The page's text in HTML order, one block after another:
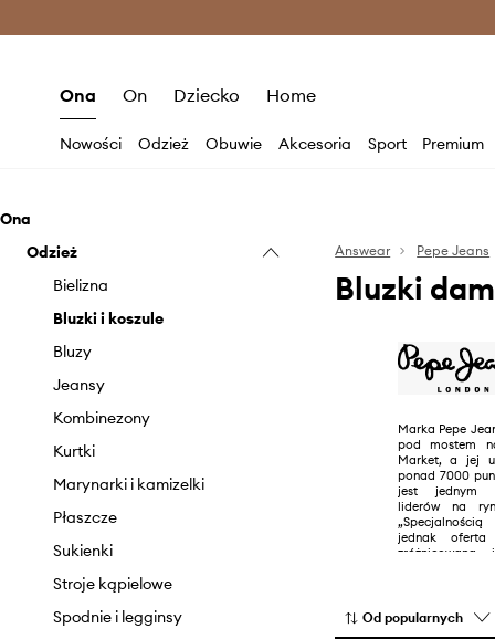
Ona On Dziecko Home
Nowości Odzież Obuwie Akcesoria Sport Premium
Ona
Odzież
Bielizna
Bluzki i koszule
Bluzy
Jeansy
Kombinezony
Kurtki
Marynarki i kamizelki
Płaszcze
Sukienki
Stroje kąpielowe
Spodnie i legginsy
Answear Pepe Jeans
Bluzki
Marka Pepe
pod mostem
Market, a jej
ponad 7000
jest jednym z
liderów na
jednak oferta
Od popularnych